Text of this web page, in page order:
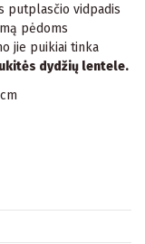
putplasčio vidpadis
pėdoms
jie puikiai tinka
dydžių lentele.